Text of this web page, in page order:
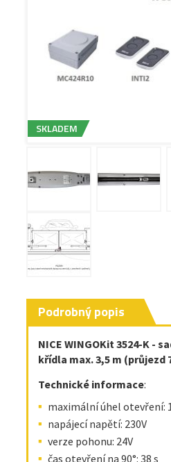
SKLADEM
Podrobný popis
NICE WINGOKit 3524-K -
křídla max. 3,5 m (průjezd
Technické informace:
maximální úhel otevření:
napájecí napětí: 230V
verze pohonu: 24V
čas otevření na 90°: 38 s